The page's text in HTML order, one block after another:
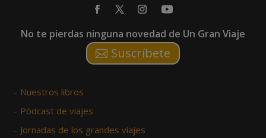
No te pierdas ninguna novedad de Un Gran Viaje
Suscríbete
– Nuestros libros
– Pódcast de viajes
– Jornadas de los grandes viajes